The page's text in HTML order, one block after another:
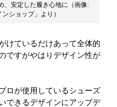
、安定した履き心地に（画像:
ショップ」より）
けているだけあって全体的
ですがやはりデザイン性が
ロが使用しているシューズ
できるデザインにアップデ